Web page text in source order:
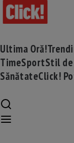
Ultima Oră!
TimeSportStil
SănătateClick!